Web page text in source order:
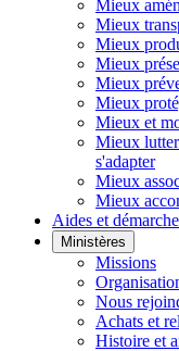
Mieux
Mieux
Mieux
Mieux
Mieux
Mieux
Mieux et
Mieux
s'adapter
Mieux
Mieux
Aides et
Ministères
Missions
Nous
Achats et
Histoire et